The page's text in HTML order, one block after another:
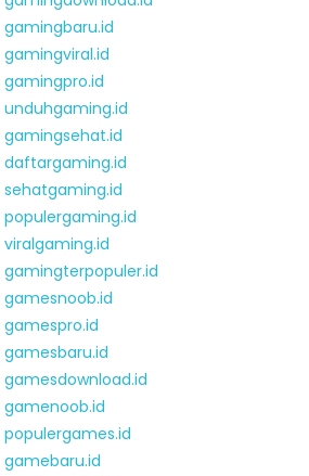
gamingbaru.id
gamingviral.id
gamingpro.id
unduhgaming.id
gamingsehat.id
daftargaming.id
sehatgaming.id
populergaming.id
viralgaming.id
gamingterpopuler.id
gamesnoob.id
gamespro.id
gamesbaru.id
gamesdownload.id
gamenoob.id
populergames.id
gamebaru.id